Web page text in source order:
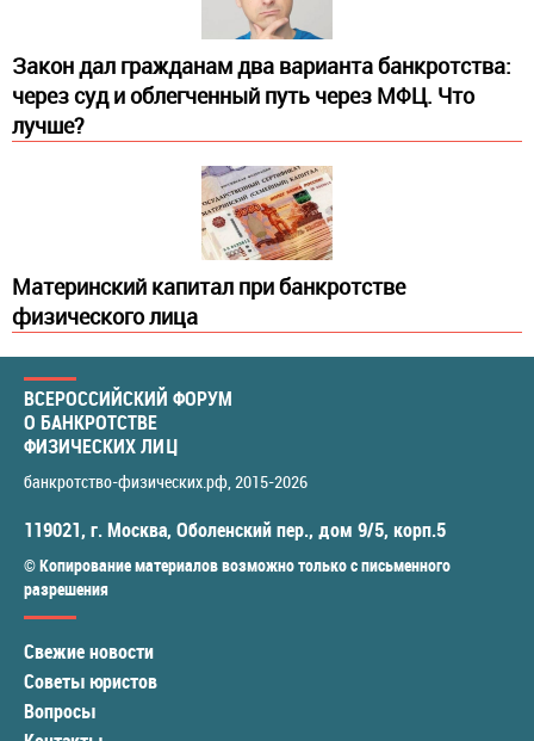
Закон дал гражданам два варианта банкротства:
через суд и облегченный путь через МФЦ. Что
лучше?
Материнский капитал при банкротстве
физического лица
ВСЕРОССИЙСКИЙ ФОРУМ
О БАНКРОТСТВЕ
ФИЗИЧЕСКИХ ЛИЦ
банкротство-физических.рф , 2015-2026
119021, г. Москва, Оболенский пер., дом 9/5, корп.5
© Копирование материалов возможно только с письменного
разрешения
Свежие новости
Советы юристов
Вопросы